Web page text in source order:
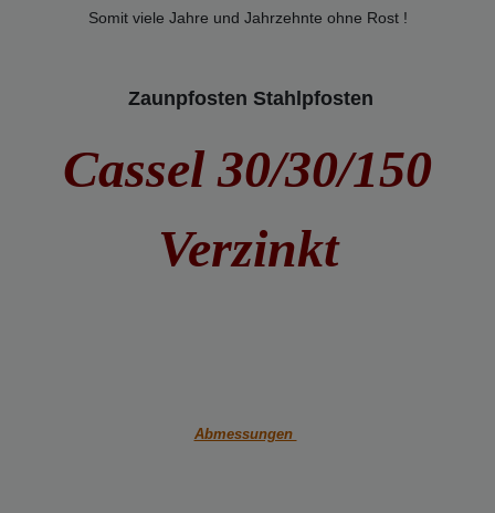
Somit viele Jahre und Jahrzehnte ohne Rost !
Zaunpfosten Stahlpfosten
Cassel 30/30/150
Verzinkt
Abmessungen